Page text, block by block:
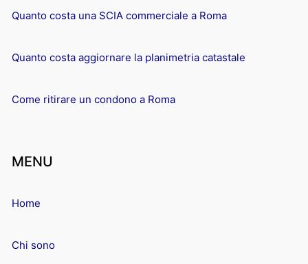
Quanto costa una SCIA commerciale a Roma
Quanto costa aggiornare la planimetria catastale
Come ritirare un condono a Roma
MENU
Home
Chi sono